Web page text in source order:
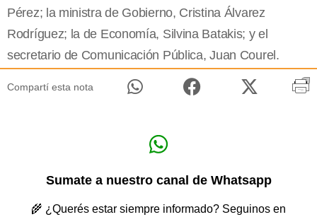
Pérez; la ministra de Gobierno, Cristina Álvarez
Rodríguez; la de Economía, Silvina Batakis; y el
secretario de Comunicación Pública, Juan Courel.
Compartí esta nota
Sumate a nuestro canal de Whatsapp
🌾 ¿Querés estar siempre informado? Seguinos en